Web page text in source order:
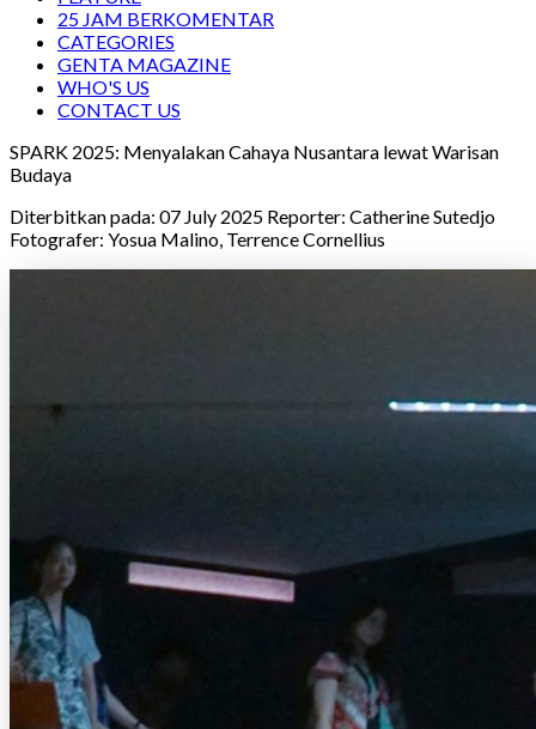
25 JAM BERKOMENTAR
CATEGORIES
GENTA MAGAZINE
WHO'S US
CONTACT US
SPARK 2025: Menyalakan Cahaya Nusantara lewat Warisan
Budaya
Diterbitkan pada: 07 July 2025 Reporter: Catherine Sutedjo
Fotografer: Yosua Malino, Terrence Cornellius